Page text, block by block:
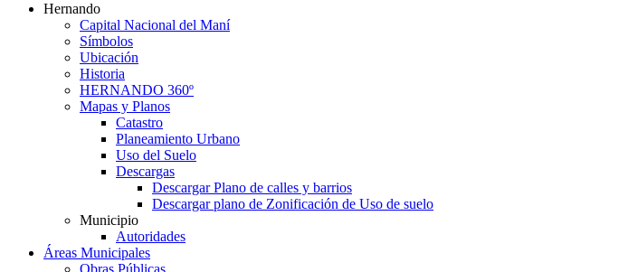
Hernando
Capital Nacional del Maní
Símbolos
Ubicación
Historia
HERNANDO 360º
Mapas y Planos
Catastro
Planeamiento Urbano
Uso del Suelo
Descargas
Descargar Plano de calles y barrios
Descargar plano de Zonificación de Uso de suelo
Municipio
Autoridades
Áreas Municipales
Obras Públicas